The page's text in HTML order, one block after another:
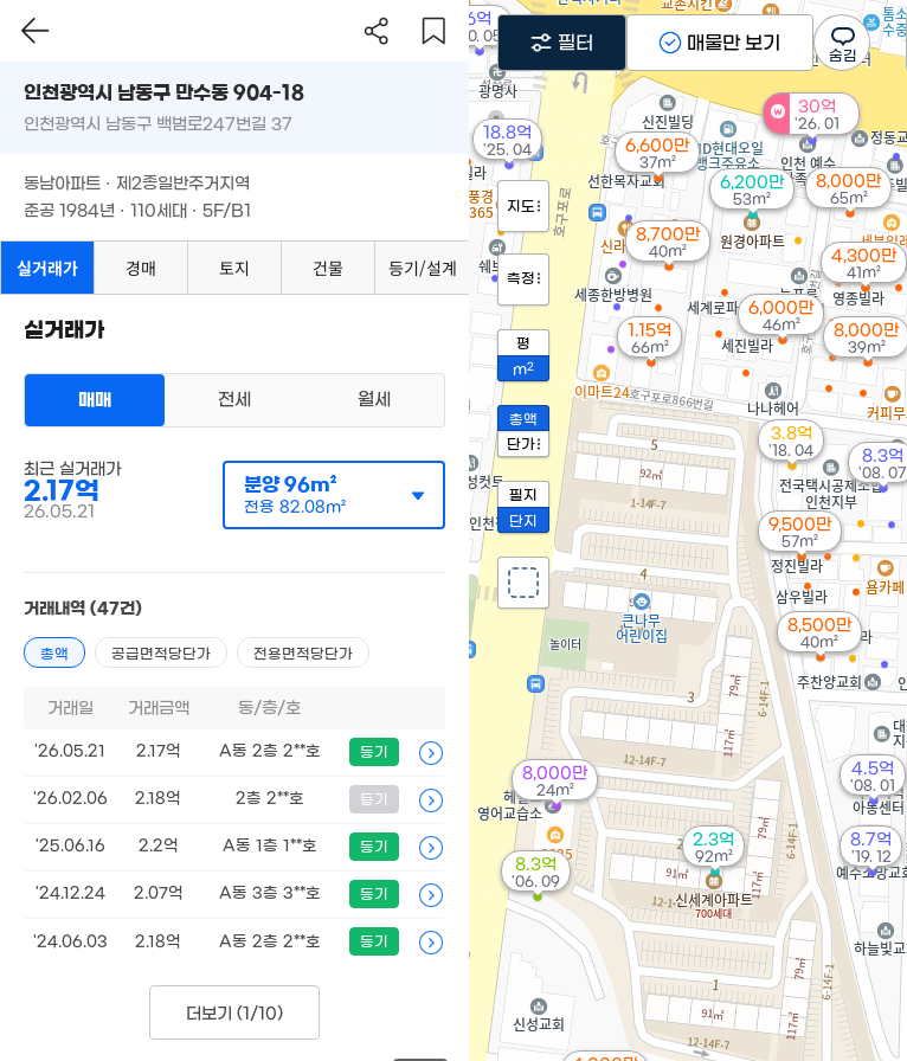
2.3억
92m²
4,300만
41m²
6,200만
53m²
8,700만
40m²
8,000만
39m²
30억
'26. 01
8,500만
40m²
6,600만
37m²
6,000만
46m²
18.8억
'25. 04
9,500만
57m²
8,000만
65m²
1.15억
66m²
6억
'20. 05
8.7억
'19. 12
3.8억
'18. 04
8,000만
24m²
8.3억
'08. 07
4.5억
'08. 01
8.3억
'06. 09
지도
측정
평
m2
총액
단가
필지
단지
필터 매물만 보기
인천광역시 남동구 만수동 904-18
인천광역시 남동구 백범로247번길 37
동남아파트 · 제2종일반주거지역
준공 1984년 · 110세대 · 5F/B1
실거래가 경매 토지 건물 등기/설계
실거래가
매매 전세 월세
최근 실거래가
2.17억
26.05.21
분양96m²
전용 82.08m²
거래내역 (47건)
총액 공급면적당단가 전용면적당단가
거래일 거래금액 동/층/호
'26.05.21 2.17억 A동 2층 2**호 등기
'26.02.06 2.18억 2층 2**호 등기
'25.06.16 2.2억 A동 1층 1**호 등기
'24.12.24 2.07억 A동 3층 3**호 등기
'24.06.03 2.18억 A동 2층 2**호 등기
더보기 (1/10)